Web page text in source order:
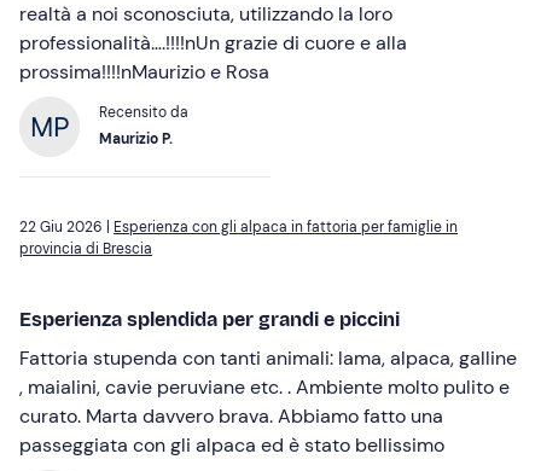
realtà a noi sconosciuta, utilizzando la loro
professionalità….!!!!nUn grazie di cuore e alla
prossima!!!!nMaurizio e Rosa
Recensito da
Maurizio P.
22 Giu 2026 | Esperienza con gli alpaca in fattoria per famiglie in
provincia di Brescia
Esperienza splendida per grandi e piccini
Fattoria stupenda con tanti animali: lama, alpaca, galline
, maialini, cavie peruviane etc. . Ambiente molto pulito e
curato. Marta davvero brava. Abbiamo fatto una
passeggiata con gli alpaca ed è stato bellissimo